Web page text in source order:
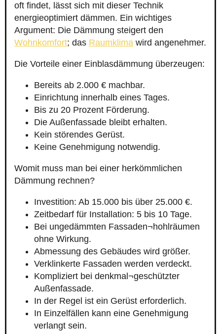
oft findet, lässt sich mit dieser Technik
energieoptimiert dämmen. Ein wichtiges
Argument: Die Dämmung steigert den
Wohnkomfort; das Raumklima wird angenehmer.
Die Vorteile einer Einblasdämmung überzeugen:
Bereits ab 2.000 € machbar.
Einrichtung innerhalb eines Tages.
Bis zu 20 Prozent Förderung.
Die Außenfassade bleibt erhalten.
Kein störendes Gerüst.
Keine Genehmigung notwendig.
Womit muss man bei einer herkömmlichen
Dämmung rechnen?
Investition: Ab 15.000 bis über 25.000 €.
Zeitbedarf für Installation: 5 bis 10 Tage.
Bei ungedämmten Fassaden¬hohlräumen
ohne Wirkung.
Abmessung des Gebäudes wird größer.
Verklinkerte Fassaden werden verdeckt.
Kompliziert bei denkmal¬geschützter
Außenfassade.
In der Regel ist ein Gerüst erforderlich.
In Einzelfällen kann eine Genehmigung
verlangt sein.